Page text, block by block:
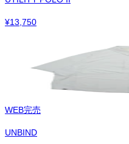
¥13,750
WEB完売
UNBIND